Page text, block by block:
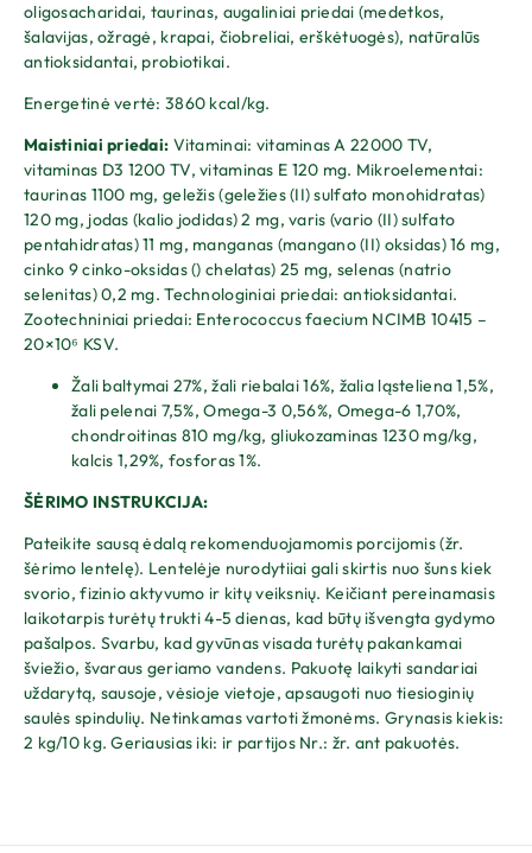
oligosacharidai, taurinas, augaliniai priedai (medetkos,
šalavijas, ožragė, krapai, čiobreliai, erškėtuogės), natūralūs
antioksidantai, probiotikai.
Energetinė vertė: 3860 kcal/kg.
Maistiniai priedai: Vitaminai: vitaminas A 22000 TV,
vitaminas D3 1200 TV, vitaminas E 120 mg. Mikroelementai:
taurinas 1100 mg, geležis (geležies (II) sulfato monohidratas)
120 mg, jodas (kalio jodidas) 2 mg, varis (vario (II) sulfato
pentahidratas) 11 mg, manganas (mangano (II) oksidas) 16 mg,
cinko 9 cinko-oksidas () chelatas) 25 mg, selenas (natrio
selenitas) 0,2 mg. Technologiniai priedai: antioksidantai.
Zootechniniai priedai: Enterococcus faecium NCIMB 10415 –
20×10⁶ KSV.
Žali baltymai 27%, žali riebalai 16%, žalia ląsteliena 1,5%,
žali pelenai 7,5%, Omega-3 0,56%, Omega-6 1,70%,
chondroitinas 810 mg/kg, gliukozaminas 1230 mg/kg,
kalcis 1,29%, fosforas 1%.
ŠĖRIMO INSTRUKCIJA:
Pateikite sausą ėdalą rekomenduojamomis porcijomis (žr.
šėrimo lentelę). Lentelėje nurodytiiai gali skirtis nuo šuns kiek
svorio, fizinio aktyvumo ir kitų veiksnių. Keičiant pereinamasis
laikotarpis turėtų trukti 4-5 dienas, kad būtų išvengta gydymo
pašalpos. Svarbu, kad gyvūnas visada turėtų pakankamai
šviežio, švaraus geriamo vandens. Pakuotę laikyti sandariai
uždarytą, sausoje, vėsioje vietoje, apsaugoti nuo tiesioginių
saulės spindulių. Netinkamas vartoti žmonėms. Grynasis kiekis:
2 kg/10 kg. Geriausias iki: ir partijos Nr.: žr. ant pakuotės.